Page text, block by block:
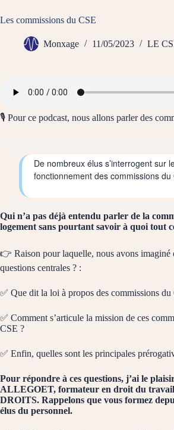
Les commissions du CSE
Monxage 11/05/2023 LE
🎙️ Pour ce podcast, nous allons parler des
De nombreux élus s’interrogent sur
fonctionnement des commissions du
Qui n’a pas déjà entendu parler de la
logement sans pourtant savoir à quoi tout
👉 Raison pour laquelle, nous avons imaginé
questions centrales ? :
✅ Que dit la loi à propos des commissions du
✅ Comment s’articule la mission de ces
CSE ?
✅ Enfin, quelles sont les principales
Pour répondre à ces questions, j’ai le
ALLEGOET, formateur en droit du travail
DROITS. Rappelons que vous formez
élus du personnel.